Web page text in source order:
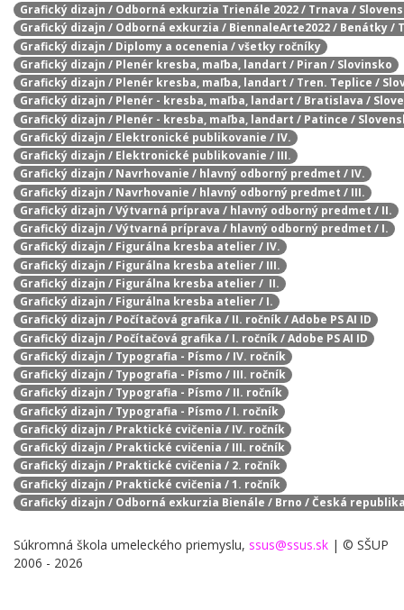
Grafický dizajn / Odborná exkurzia Trienále 2022 / Trnava /
Grafický dizajn / Odborná exkurzia / BiennaleArte2022 / Benátky /
Grafický dizajn / Diplomy a ocenenia / všetky ročníky
Grafický dizajn / Plenér kresba, maľba, landart / Piran / Slovinsko
Grafický dizajn / Plenér kresba, maľba, landart / Tren. Teplice /
Grafický dizajn / Plenér - kresba, maľba, landart / Bratislava /
Grafický dizajn / Plenér - kresba, maľba, landart / Patince /
Grafický dizajn / Elektronické publikovanie / IV.
Grafický dizajn / Elektronické publikovanie / III.
Grafický dizajn / Navrhovanie / hlavný odborný predmet / IV.
Grafický dizajn / Navrhovanie / hlavný odborný predmet / III.
Grafický dizajn / Výtvarná príprava / hlavný odborný predmet / II.
Grafický dizajn / Výtvarná príprava / hlavný odborný predmet / I.
Grafický dizajn / Figurálna kresba atelier / IV.
Grafický dizajn / Figurálna kresba atelier / III.
Grafický dizajn / Figurálna kresba atelier / II.
Grafický dizajn / Figurálna kresba atelier / I.
Grafický dizajn / Počítačová grafika / II. ročník / Adobe PS AI ID
Grafický dizajn / Počítačová grafika / I. ročník / Adobe PS AI ID
Grafický dizajn / Typografia - Písmo / IV. ročník
Grafický dizajn / Typografia - Písmo / III. ročník
Grafický dizajn / Typografia - Písmo / II. ročník
Grafický dizajn / Typografia - Písmo / I. ročník
Grafický dizajn / Praktické cvičenia / IV. ročník
Grafický dizajn / Praktické cvičenia / III. ročník
Grafický dizajn / Praktické cvičenia / 2. ročník
Grafický dizajn / Praktické cvičenia / 1. ročník
Grafický dizajn / Odborná exkurzia Bienále / Brno / Česká
Súkromná škola umeleckého priemyslu, ssus@ssus.sk | © SŠUP
2006 - 2026